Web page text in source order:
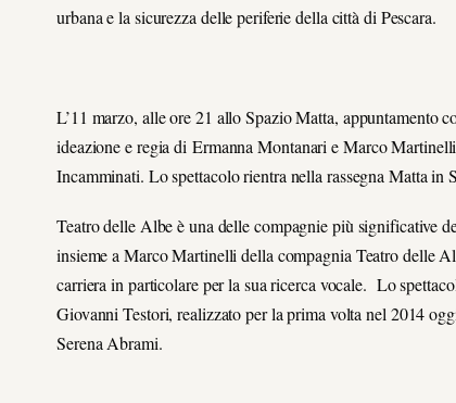
urbana e la sicurezza delle periferie della città di Pescara.
L’11 marzo, alle ore 21 allo Spazio Matta, appuntamento
ideazione e regia di Ermanna MontanarieMarco Martinelli
Incamminati. Lo spettacolo rientra nella rassegnaMatta in
Teatro delle Albe è una delle compagnie più significative
insieme a Marco Martinelli della compagnia Teatro delle
carriera in particolare per la sua ricerca vocale. Lo
Giovanni Testori, realizzato per la prima volta nel 2014
Serena Abrami.